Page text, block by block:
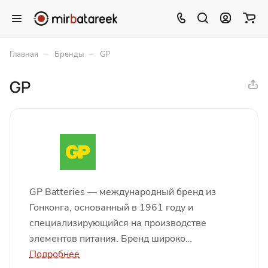
Главная – Бренды – GP
GP
GP Batteries — международный бренд из
Гонконга, основанный в 1961 году и
специализирующийся на производстве
элементов питания. Бренд широко
представлен в более чем 50 странах и
Подробнее